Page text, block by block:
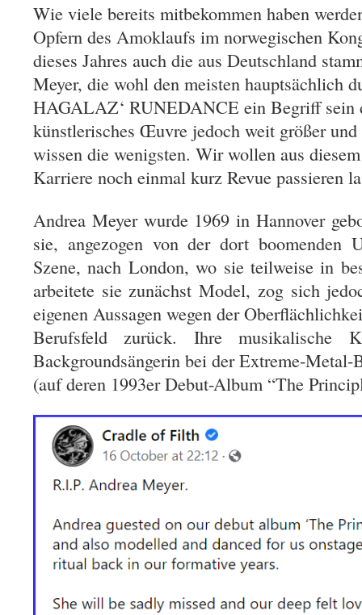
Wie viele bereits mitbekommen haben
Opfern des Amoklaufs im norwegischen
dieses Jahres auch die aus Deutschland
Meyer, die wohl den meisten hauptsächlich
HAGALAZ‘ RUNEDANCE ein Begriff sein
künstlerisches Œuvre jedoch weit größer
wissen die wenigsten. Wir wollen aus
Karriere noch einmal kurz Revue passieren
Andrea Meyer wurde 1969 in Hannover
sie, angezogen von der dort boomenden
Szene, nach London, wo sie teilweise in
arbeitete sie zunächst Model, zog sich
eigenen Aussagen wegen der
Berufsfeld zurück. Ihre musikalische
Backgroundsängerin bei der Extreme-
(auf deren 1993er Debut-Album “The